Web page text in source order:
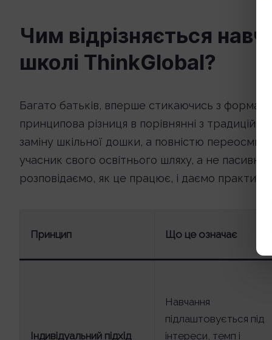
Чим відрізняється
школі ThinkGlobal?
Багато батьків, вперше стикаючись з
принципова різниця в порівнянні з
заміну шкільної дошки, а повністю
учасник свого освітнього шляху, а не
розповідаємо, як це працює, і даємо
Принцип Що це означає
Індивідуальний підхід
Навчання
підлаштовується під
інтереси, темп і